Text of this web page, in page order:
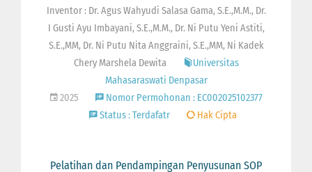
Inventor : Dr. Agus Wahyudi Salasa Gama, S.E.,M.M., Dr.
I Gusti Ayu Imbayani, S.E.,M.M., Dr. Ni Putu Yeni Astiti,
S.E.,MM, Dr. Ni Putu Nita Anggraini, S.E.,MM, Ni Kadek
Chery Marshela Dewita
Universitas
Mahasaraswati Denpasar
2025
Nomor Permohonan : EC002025102377
Status : Terdafatr
Hak Cipta
Pelatihan dan Pendampingan Penyusunan SOP